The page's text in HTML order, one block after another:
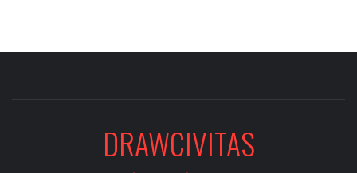
DRAWCIVITAS